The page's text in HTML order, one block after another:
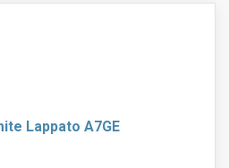
Lappato A7GE